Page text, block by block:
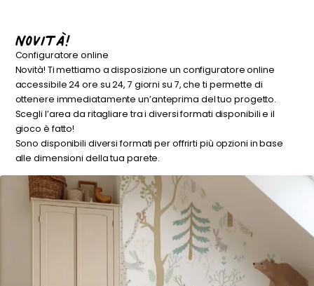
Novità!
Configuratore online
Novità! Ti mettiamo a disposizione un configuratore online
accessibile 24 ore su 24, 7 giorni su 7, che ti permette di
ottenere immediatamente un’anteprima del tuo progetto.
Scegli l’area da ritagliare tra i diversi formati disponibili e il
gioco è fatto!
Sono disponibili diversi formati per offrirti più opzioni in base
alle dimensioni della tua parete.